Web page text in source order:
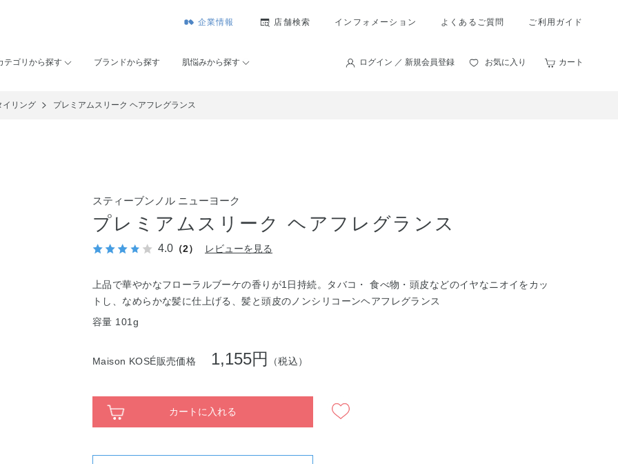
企業情報 店舗検索 インフォメーション よくあるご質問 ご利用ガイド
テゴリから探す ブランドから探す 肌悩みから探す ログイン ／ 新規会員登録 お気に入り カート
イリング プレミアムスリーク ヘアフレグランス
スティーブンノル ニューヨーク
プレミアムスリーク ヘアフレグランス
4.0 （2） レビューを見る
上品で華やかなフローラルブーケの香りが1日持続。タバコ・ 食べ物・頭皮などのイヤなニオイをカッ
トし、なめらかな髪に仕上げる、髪と頭皮のノンシリコーンヘアフレグランス
容量 101g
Maison KOSÉ販売価格 1,155円 （税込）
カートに入れる